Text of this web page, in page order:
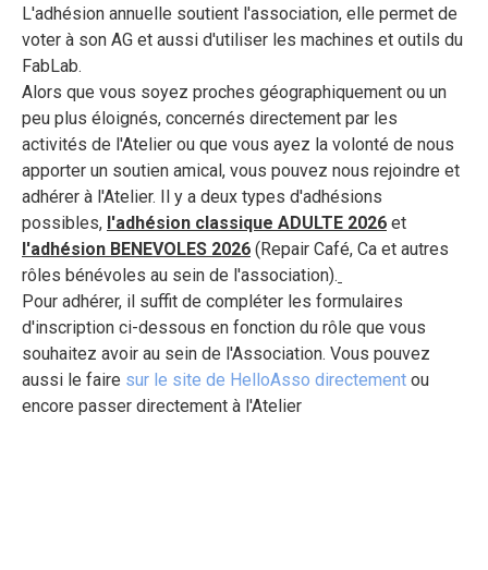
L'adhésion annuelle soutient l'association, elle permet de
voter à son AG et aussi d'utiliser les machines et outils du
FabLab.
Alors que vous soyez proches géographiquement ou un
peu plus éloignés, concernés directement par les
activités de l'Atelier ou que vous ayez la volonté de nous
apporter un soutien amical, vous pouvez nous rejoindre et
adhérer à l'Atelier. Il y a deux types d'adhésions
possibles, l'adhésion classique ADULTE 2026 et
l'adhésion BENEVOLES 2026 (Repair Café, Ca et autres
rôles bénévoles au sein de l'association).
Pour adhérer, il suffit de compléter les formulaires
d'inscription ci-dessous en fonction du rôle que vous
souhaitez avoir au sein de l'Association. Vous pouvez
aussi le faire sur le site de HelloAsso directement ou
encore passer directement à l'Atelier